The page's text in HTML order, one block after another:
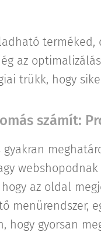
terméked,
az
trükk, hogy
számít:
hogy az oldal
menürendszer,
hogy gyorsan